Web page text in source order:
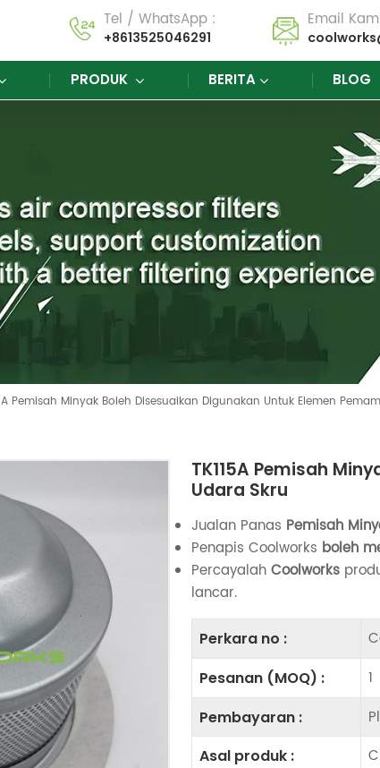
Tel / WhatsApp :
+8613525046291
Email
PRODUK BERITA BLOG
Pemisah Minyak Boleh Disesuaikan Digunakan Untuk Elemen
TK115A Pemisah
Udara Skru
Jualan Panas Pemisah
Penapis Coolworks boleh
Percayalah Coolworks
lancar.
Perkara no :
Pesanan (MOQ) : 1
Pembayaran :
Asal produk :